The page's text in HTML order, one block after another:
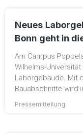
Neues
Bonn geht in
Pressemitteilung
Am Campus
Wilhelms-
Laborgebäude. Mit
Bauabschnitte wird